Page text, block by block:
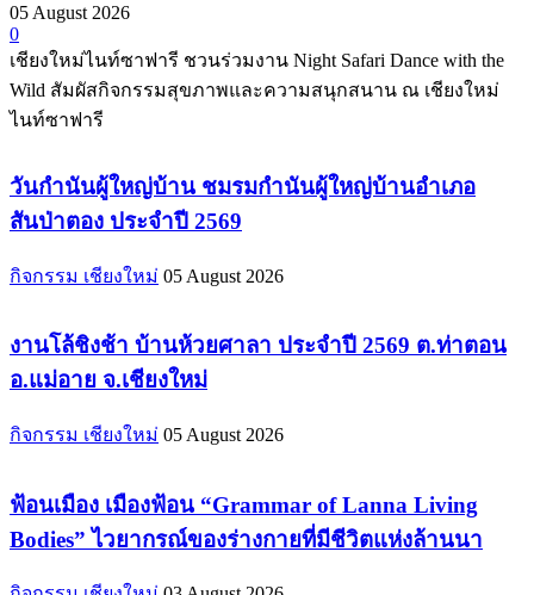
05 August 2026
0
เชียงใหม่ไนท์ซาฟารี ชวนร่วมงาน Night Safari Dance with the
Wild สัมผัสกิจกรรมสุขภาพและความสนุกสนาน ณ เชียงใหม่
ไนท์ซาฟารี
วันกำนันผู้ใหญ่บ้าน ชมรมกำนันผู้ใหญ่บ้านอำเภอ
สันป่าตอง ประจำปี 2569
กิจกรรม เชียงใหม่ 05 August 2026
งานโล้ชิงช้า บ้านห้วยศาลา ประจำปี 2569 ต.ท่าตอน
อ.แม่อาย จ.เชียงใหม่
กิจกรรม เชียงใหม่ 05 August 2026
ฟ้อนเมือง เมืองฟ้อน “Grammar of Lanna Living
Bodies” ไวยากรณ์ของร่างกายที่มีชีวิตแห่งล้านนา